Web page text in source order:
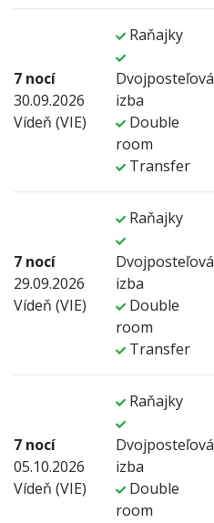
7 nocí
30.09.2026
Vídeň (VIE)
Raňajky
Dvojposteľová
izba
Double
room
Transfer
7 nocí
29.09.2026
Vídeň (VIE)
Raňajky
Dvojposteľová
izba
Double
room
Transfer
7 nocí
05.10.2026
Vídeň (VIE)
Raňajky
Dvojposteľová
izba
Double
room